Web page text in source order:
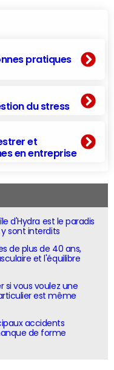
pratiques
du stress
et
en entreprise
d'Hydra est le paradis
sont interdits
de plus de 40 ans,
et l'équilibre
si vous voulez une
est même
accidents
de forme